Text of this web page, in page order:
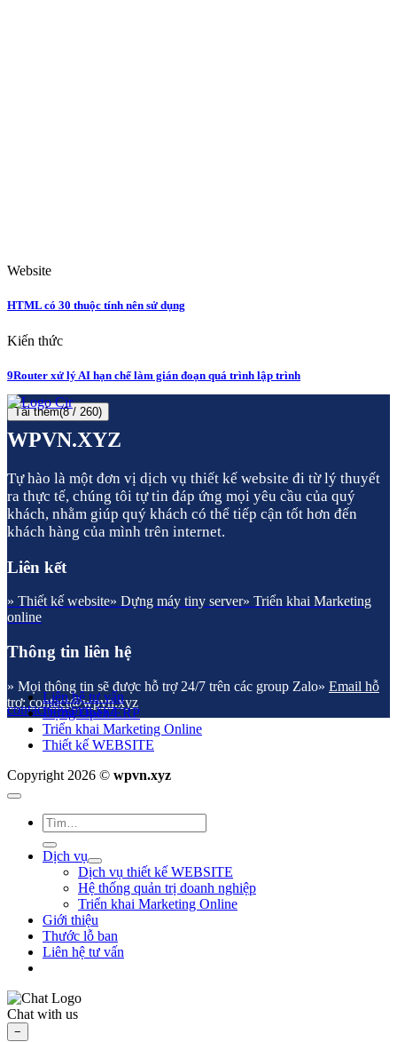
Website
HTML có 30 thuộc tính nên sử dụng
Kiến thức
9Router xử lý AI hạn chế làm gián đoạn quá trình lập trình
Tải thêm(8/ 260)
WPVN.XYZ
Tự hào là một đơn vị dịch vụ thiết kế website đi từ lý thuyết
ra thực tế, chúng tôi tự tin đáp ứng mọi yêu cầu của quý
khách, nhằm giúp quý khách có thể tiếp cận tốt hơn đến
khách hàng của mình trên internet.
Liên kết
» Thiết kế website» Dựng máy tiny server» Triển khai Marketing
online
Thông tin liên hệ
» Mọi thông tin sẽ được hỗ trợ 24/7 trên các group Zalo» Email hỗ
trợ: contact@wpvn.xyz
contact@wpvn.xyz
Liên hệ tư vấn
Dựng Open ERP
Triển khai Marketing Online
Thiết kế WEBSITE
Copyright 2026 © wpvn.xyz
Dịch vụ
Dịch vụ thiết kế WEBSITE
Hệ thống quản trị doanh nghiệp
Triển khai Marketing Online
Giới thiệu
Thước lỗ ban
Liên hệ tư vấn
Chat with us
−